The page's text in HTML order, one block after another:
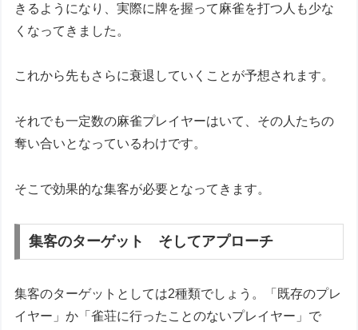
きるようになり、実際に牌を握って麻雀を打つ人も少な
くなってきました。
これから先もさらに衰退していくことが予想されます。
それでも一定数の麻雀プレイヤーはいて、その人たちの
奪い合いとなっているわけです。
そこで効果的な集客が必要となってきます。
集客のターゲット そしてアプローチ
集客のターゲットとしては2種類でしょう。「既存のプレ
イヤー」か「雀荘に行ったことのないプレイヤー」で